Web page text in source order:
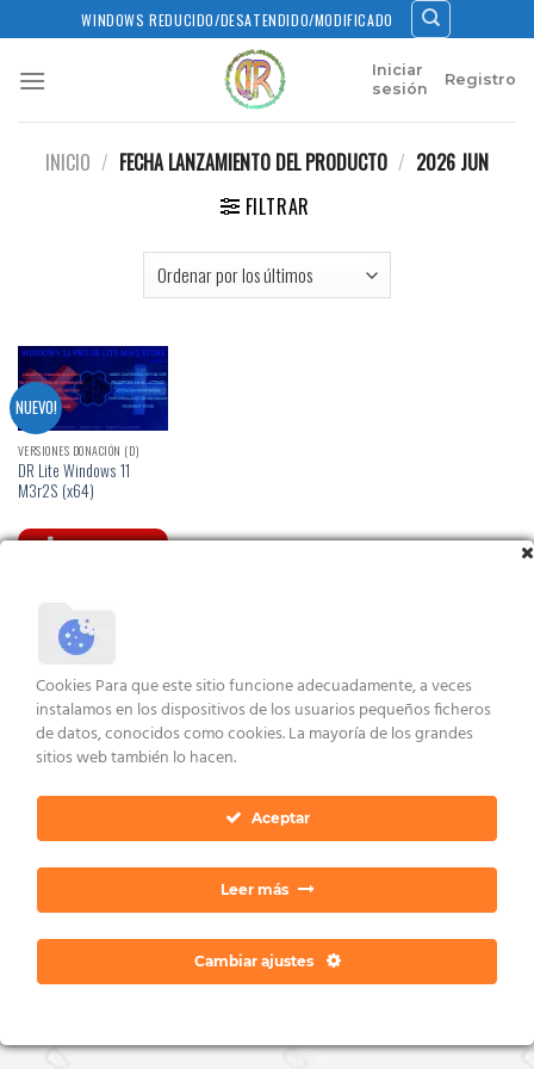
to
content
WINDOWS REDUCIDO/DESATENDIDO/MODIFICADO
Iniciar
sesión
Registro
INICIO / FECHA LANZAMIENTO DEL PRODUCTO / 2026 JUN
FILTRAR
NUEVO!
VERSIONES DONACIÓN (D)
DR Lite Windows 11
M3r2S (x64)
VER ENLACES
AVISO LEGAL Y CONDICIONES
Copyright 2026 ©Dan Ratia
Cookies Para que este sitio funcione adecuadamente, a veces
instalamos en los dispositivos de los usuarios pequeños ficheros
de datos, conocidos como cookies. La mayoría de los grandes
sitios web también lo hacen.
Aceptar
Leer más
Cambiar ajustes